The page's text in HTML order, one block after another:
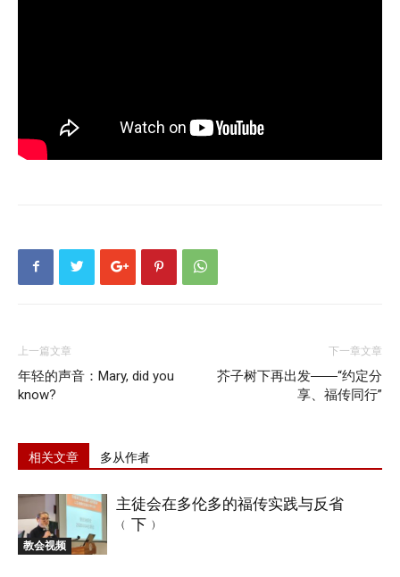
上一篇文章
年轻的声音：Mary, did you
know?
下一章文章
芥子树下再出发――“约定分
享、福传同行”
相关文章 多从作者
教会视频
主徒会在多伦多的福传实践与反省
﹙下﹚